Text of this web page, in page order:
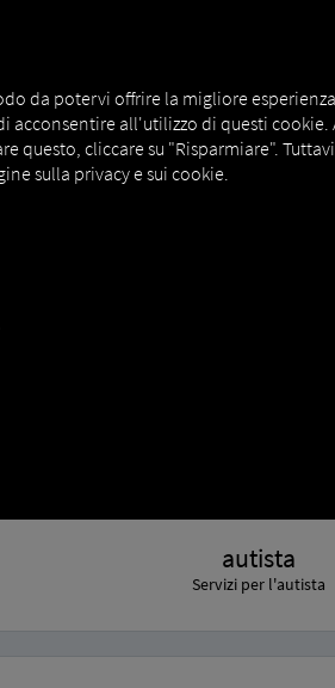
autista
Servizi per l'autista
da potervi offrire la migliore
acconsentire all'utilizzo di questi
questo, cliccare su "Risparmiare".
sulla privacy e sui cookie.